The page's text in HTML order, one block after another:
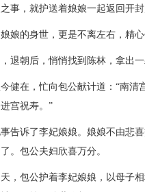
事，就护送着娘娘一起返回开封
娘的身世，更是不离左右，精
退朝后，悄悄找到陈林，拿出
健在，忙向包公献计道：“南
宫祝寿。”
告诉了李妃娘娘。娘娘不由悲
。包公夫妇欣喜万分。
，包公护着李妃娘娘，以母子